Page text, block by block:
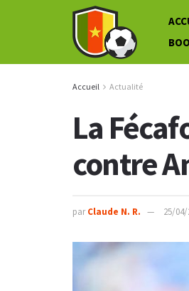
Accueil Actualité
La
contre
par Claude N. R. 25/04/